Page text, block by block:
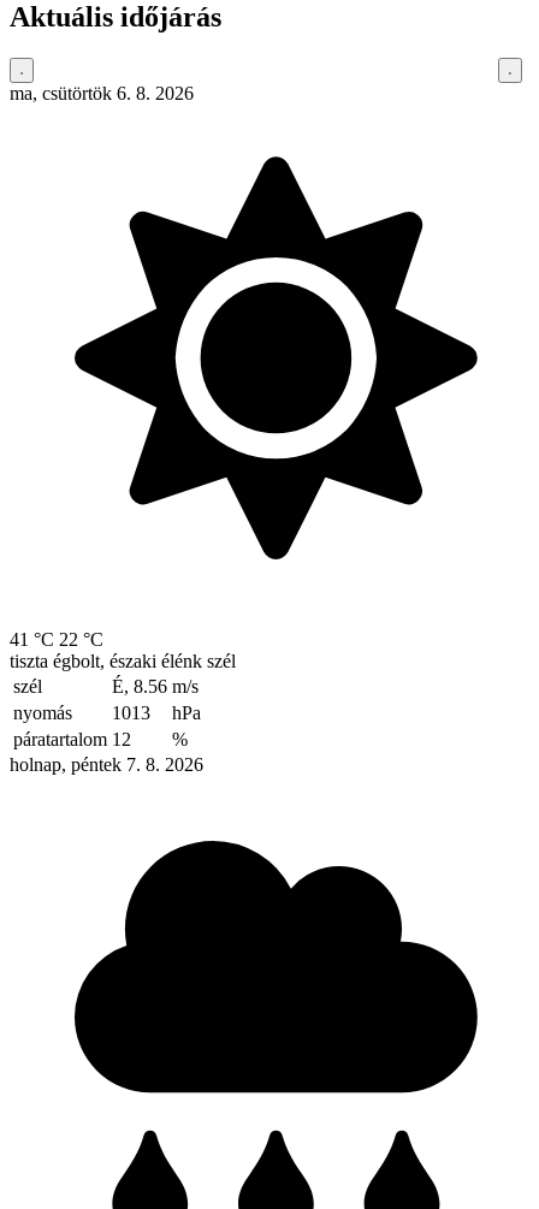
Aktuális időjárás
ma, csütörtök 6. 8. 2026
41 °C 22 °C
tiszta égbolt, északi élénk szél
szél
É, 8.56 m/s
nyomás
1013
hPa
páratartalom 12
%
holnap, péntek 7. 8. 2026